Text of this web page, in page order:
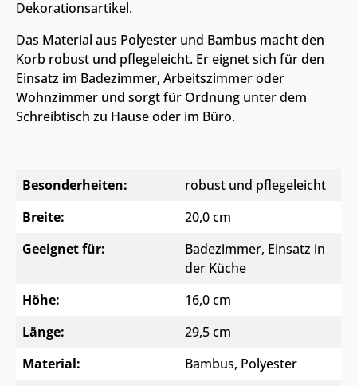
Dekorationsartikel.
Das Material aus Polyester und Bambus macht den
Korb robust und pflegeleicht. Er eignet sich für den
Einsatz im Badezimmer, Arbeitszimmer oder
Wohnzimmer und sorgt für Ordnung unter dem
Schreibtisch zu Hause oder im Büro.
Besonderheiten:
robust und pflegeleicht
Breite:
20,0 cm
Geeignet für:
Badezimmer, Einsatz in
der Küche
Höhe:
16,0 cm
Länge:
29,5 cm
Material:
Bambus, Polyester